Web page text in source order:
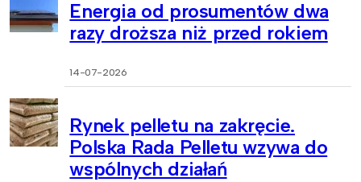
Energia od prosumentów dwa
razy droższa niż przed rokiem
14-07-2026
Rynek pelletu na zakręcie.
Polska Rada Pelletu wzywa do
wspólnych działań